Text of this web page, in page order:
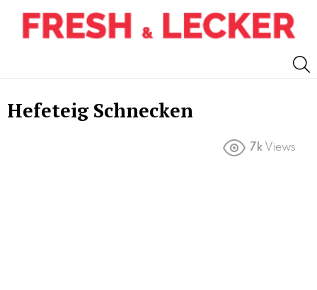
Hefeteig Schnecken
7k Views